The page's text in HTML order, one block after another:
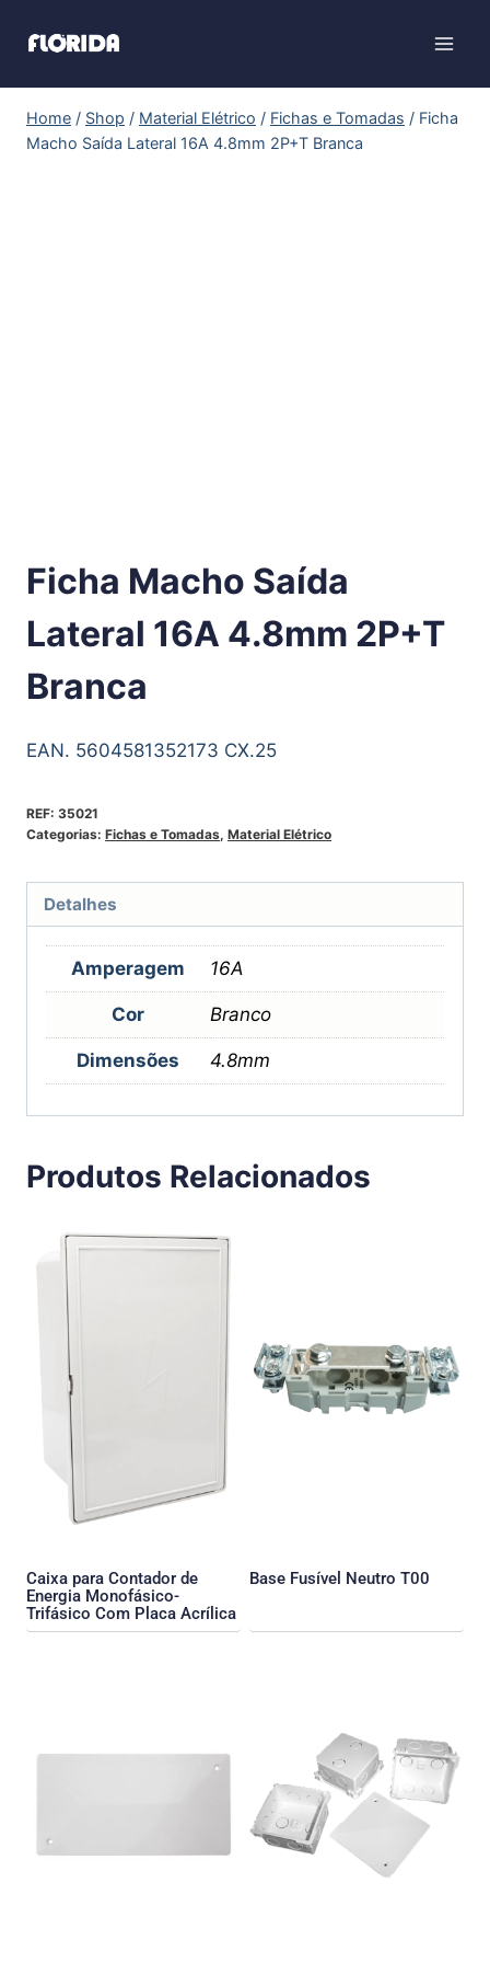
Home / Shop / Material Elétrico / Fichas e Tomadas / Ficha
Macho Saída Lateral 16A 4.8mm 2P+T Branca
Ficha Macho Saída
Lateral 16A 4.8mm 2P+T
Branca
EAN. 5604581352173 CX.25
REF: 35021
Categorias: Fichas e Tomadas, Material Elétrico
Detalhes
Amperagem 16A
Cor Branco
Dimensões 4.8mm
Produtos Relacionados
Caixa para Contador de
Energia Monofásico-
Trifásico Com Placa Acrílica
Base Fusível Neutro T00